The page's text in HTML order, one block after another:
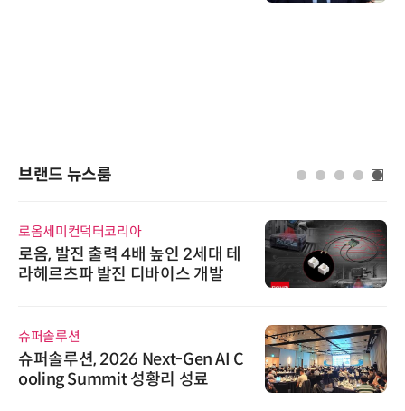
브랜드 뉴스룸
로옴세미컨덕터코리아
로옴, 발진 출력 4배 높인 2세대 테
라헤르츠파 발진 디바이스 개발
슈퍼솔루션
슈퍼솔루션, 2026 Next-Gen AI C
ooling Summit 성황리 성료